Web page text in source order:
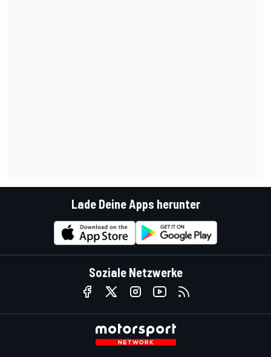
Lade Deine Apps herunter
Soziale Netzwerke